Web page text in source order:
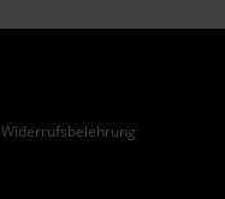
Widerrufsbelehrung